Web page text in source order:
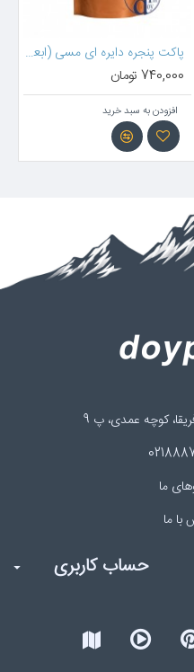
پاکت پنجره دایره ای مسی (ابعاد 22*13سانتیمتر)
740,000 تومان
افزودن به سبد خرید
کوچه عمدی، پ 9
ما
با ما
حساب کاربری